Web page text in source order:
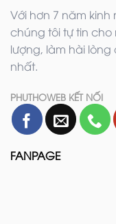
Với hơn 7 năm
chúng tôi tự tin
lượng, làm hài
nhất.
PHUTHOWEB KẾT NỐI
FANPAGE